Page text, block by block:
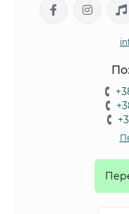
Купить вкусняшки
лакомства для
вид вкусняшек,
задания, за